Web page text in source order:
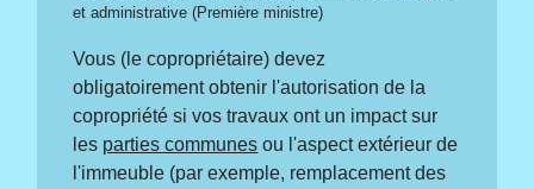
et administrative (Première ministre)
Vous (le copropriétaire) devez
obligatoirement obtenir l'autorisation de la
copropriété si vos travaux ont un impact sur
les parties communes ou l'aspect extérieur de
l'immeuble (par exemple, remplacement des